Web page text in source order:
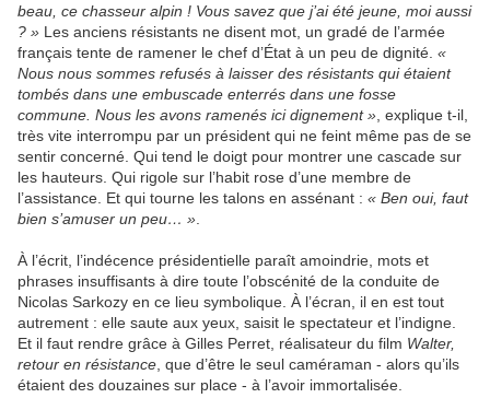
beau, ce chasseur alpin ! Vous savez que j’ai été jeune, moi aussi
? » Les anciens résistants ne disent mot, un gradé de l’armée
français tente de ramener le chef d’État à un peu de dignité. «
Nous nous sommes refusés à laisser des résistants qui étaient
tombés dans une embuscade enterrés dans une fosse
commune. Nous les avons ramenés ici dignement » , explique t-il,
très vite interrompu par un président qui ne feint même pas de se
sentir concerné. Qui tend le doigt pour montrer une cascade sur
les hauteurs. Qui rigole sur l’habit rose d’une membre de
l’assistance. Et qui tourne les talons en assénant : « Ben oui, faut
bien s’amuser un peu… »
À l’écrit, l’indécence présidentielle paraît amoindrie, mots et
phrases insuffisants à dire toute l’obscénité de la conduite de
Nicolas Sarkozy en ce lieu symbolique. À l’écran, il en est tout
autrement : elle saute aux yeux, saisit le spectateur et l’indigne.
Et il faut rendre grâce à Gilles Perret, réalisateur du film Walter,
retour en résistance , que d’être le seul caméraman - alors qu’ils
étaient des douzaines sur place - à l’avoir immortalisée.